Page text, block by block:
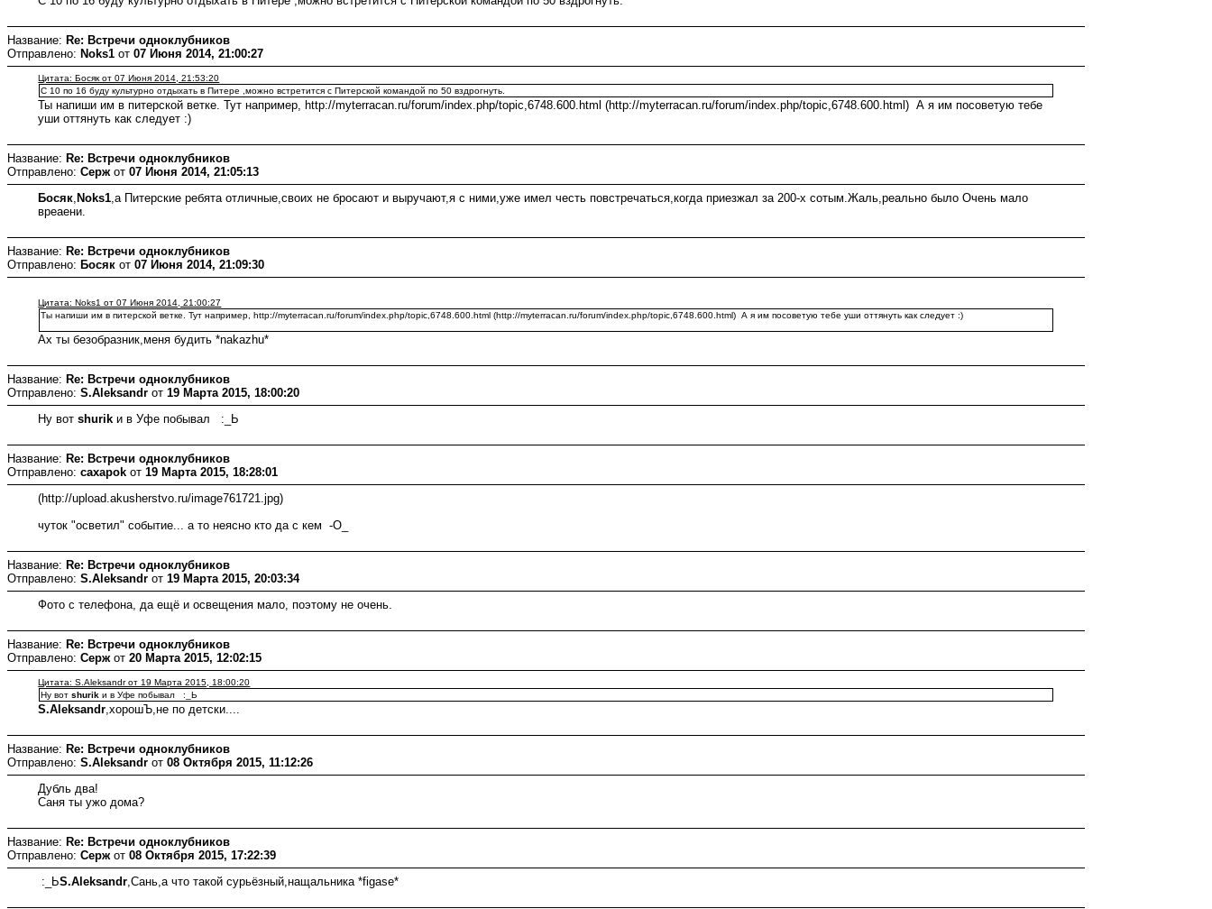
Название: Re: Встречи одноклубников
Отправлено: Noks1 от 07 Июня 2014, 21:00:27
Цитата: Босяк от 07 Июня 2014, 21:53:20
С 10 по 16 буду культурно отдыхать в Питере ,можно встретится с Питерской командой по 50 вздрогнуть.
Ты напиши им в питерской ветке. Тут например, http://myterracan.ru/forum/index.php/topic,6748.600.html (http://myterracan.ru/forum/index.php/topic,6748.600.html) А я им посоветую тебе
уши оттянуть как следует :)
Название: Re: Встречи одноклубников
Отправлено: Серж от 07 Июня 2014, 21:05:13
Босяк Noks1 ,а Питерские ребята отличные,своих не бросают и выручают,я с ними,уже имел честь повстречаться,когда приезжал за 200-х сотым.Жаль,реально было Очень мало
вреаени.
Название: Re: Встречи одноклубников
Отправлено: Босяк от 07 Июня 2014, 21:09:30
Цитата: Noks1 от 07 Июня 2014, 21:00:27
Ты напиши им в питерской ветке. Тут например, http://myterracan.ru/forum/index.php/topic,6748.600.html (http://myterracan.ru/forum/index.php/topic,6748.600.html) А я им посоветую тебе уши оттянуть как следует :)
Ах ты безобразник,меня будить *nakazhu*
Название: Re: Встречи одноклубников
Отправлено: S.Aleksandr от 19 Марта 2015, 18:00:20
Ну вотshurik и в Уфе побывал :_Ь
Название: Re: Встречи одноклубников
Отправлено: caxapok от 19 Марта 2015, 18:28:01
(http://upload.akusherstvo.ru/image761721.jpg)
чуток "осветил" событие... а то неясно кто да с кем -O_
Название: Re: Встречи одноклубников
Отправлено: S.Aleksandr от 19 Марта 2015, 20:03:34
Фото с телефона, да ещё и освещения мало, поэтому не очень.
Название: Re: Встречи одноклубников
Отправлено: Серж от 20 Марта 2015, 12:02:15
Цитата: S.Aleksandr от 19 Марта 2015, 18:00:20
Ну вотshurik и в Уфе побывал :_Ь
S.Aleksandr ,хорошЪ,не по детски....
Название: Re: Встречи одноклубников
Отправлено: S.Aleksandr от 08 Октября 2015, 11:12:26
Дубль два!
Саня ты ужо дома?
Название: Re: Встречи одноклубников
Отправлено: Серж от 08 Октября 2015, 17:22:39
:_ЬS.Aleksandr ,Сань,а что такой сурьёзный,нащальника *figase*